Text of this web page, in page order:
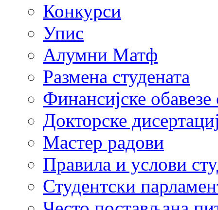
Конкурси
Упис
Алумни Матф
Размена студената
Финансијске обавезе
Докторске
Мастер радови
Правила и услови
Студентски